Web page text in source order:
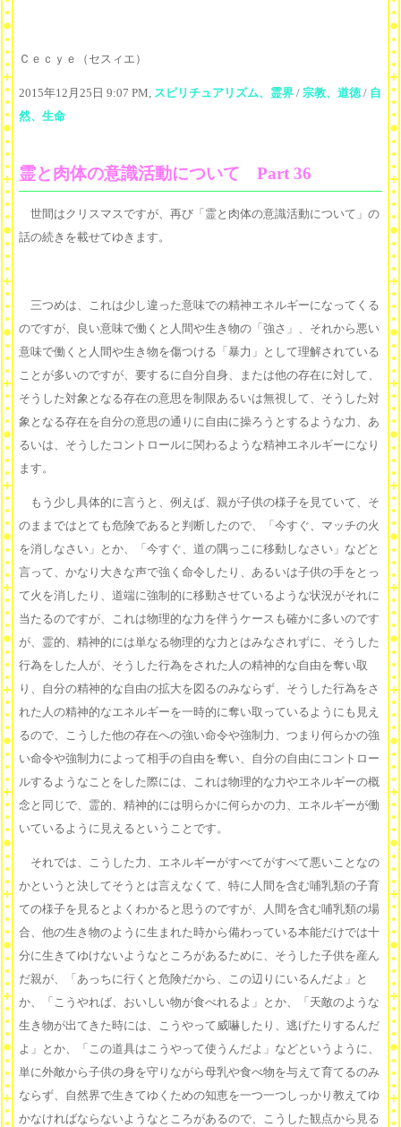
Ｃｅｃｙｅ（セスィエ）
2015年12月25日 9:07 PM, スピリチュアリズム、霊界 / 宗教、道徳/ 自
然、生命
霊と肉体の意識活動について Part 36
世間はクリスマスですが、再び「霊と肉体の意識活動について」の
話の続きを載せてゆきます。
三つめは、これは少し違った意味での精神エネルギーになってくる
のですが、良い意味で働くと人間や生き物の「強さ」、それから悪い
意味で働くと人間や生き物を傷つける「暴力」として理解されている
ことが多いのですが、要するに自分自身、または他の存在に対して、
そうした対象となる存在の意思を制限あるいは無視して、そうした対
象となる存在を自分の意思の通りに自由に操ろうとするような力、あ
るいは、そうしたコントロールに関わるような精神エネルギーになり
ます。
もう少し具体的に言うと、例えば、親が子供の様子を見ていて、そ
のままではとても危険であると判断したので、「今すぐ、マッチの火
を消しなさい」とか、「今すぐ、道の隅っこに移動しなさい」などと
言って、かなり大きな声で強く命令したり、あるいは子供の手をとっ
て火を消したり、道端に強制的に移動させているような状況がそれに
当たるのですが、これは物理的な力を伴うケースも確かに多いのです
が、霊的、精神的には単なる物理的な力とはみなされずに、そうした
行為をした人が、そうした行為をされた人の精神的な自由を奪い取
り、自分の精神的な自由の拡大を図るのみならず、そうした行為をさ
れた人の精神的なエネルギーを一時的に奪い取っているようにも見え
るので、こうした他の存在への強い命令や強制力、つまり何らかの強
い命令や強制力によって相手の自由を奪い、自分の自由にコントロー
ルするようなことをした際には、これは物理的な力やエネルギーの概
念と同じで、霊的、精神的には明らかに何らかの力、エネルギーが働
いているように見えるということです。
それでは、こうした力、エネルギーがすべてがすべて悪いことなの
かというと決してそうとは言えなくて、特に人間を含む哺乳類の子育
ての様子を見るとよくわかると思うのですが、人間を含む哺乳類の場
合、他の生き物のように生まれた時から備わっている本能だけでは十
分に生きてゆけないようなところがあるために、そうした子供を産ん
だ親が、「あっちに行くと危険だから、この辺りにいるんだよ」と
か、「こうやれば、おいしい物が食べれるよ」とか、「天敵のような
生き物が出てきた時には、こうやって威嚇したり、逃げたりするんだ
よ」とか、「この道具はこうやって使うんだよ」などというように、
単に外敵から子供の身を守りながら母乳や食べ物を与えて育てるのみ
ならず、自然界で生きてゆくための知恵を一つ一つしっかり教えてゆ
かなければならないようなところがあるので、こうした観点から見る